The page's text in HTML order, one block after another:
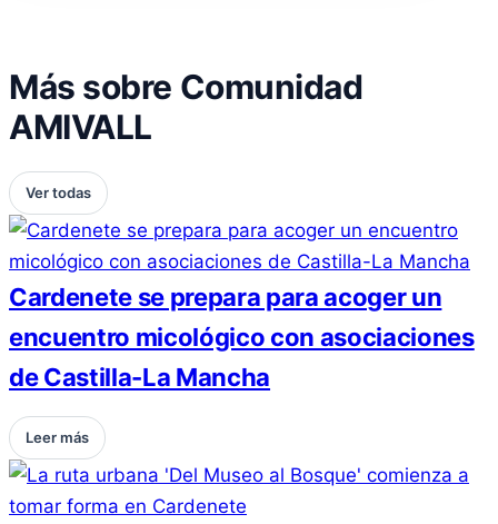
Más sobre Comunidad
AMIVALL
Ver todas
Cardenete se prepara para acoger un
encuentro micológico con asociaciones
de Castilla-La Mancha
Leer más